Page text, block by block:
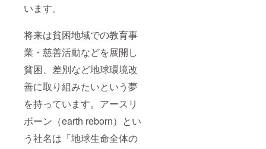
います。
将来は貧困地域での教育事
業・慈善活動などを展開し
貧困、差別など地球環境改
善に取り組みたいという夢
を持っています。アースリ
ボーン（earth reborn）とい
う社名は「地球生命全体の